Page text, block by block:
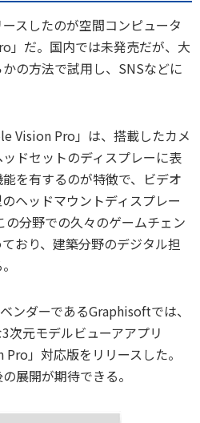
スしたのが空間コンピュータ
」だ。国内では未発売だが、大
の方法で試用し、SNSなどに
Vision Pro」は、搭載したカメ
ドセットのディスプレーに表
を有するのが特徴で、ビデオ
ヘッドマウントディスプレー
の分野での久々のゲームチェン
おり、建築分野のデジタル担
ンダーであるGraphisoftでは、
次元モデルビューアアプリ
」対応版をリリースした。
展開が期待できる。